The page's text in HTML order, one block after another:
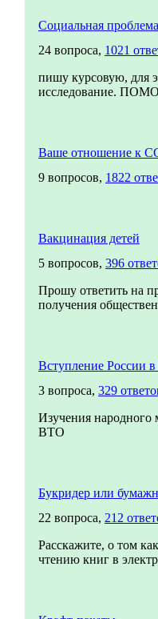
Социальная
24 вопроса, 1021
пишу курсовую, для
исследование.
Ваше отношение к
9 вопросов, 1822
Вакцинация детей
5 вопросов, 396
Прошу ответить на
получения
Вступление России
3 вопроса, 329
Изучения народного
ВТО
Букридер или
22 вопроса, 212
Расскажите, о том
чтению книг в